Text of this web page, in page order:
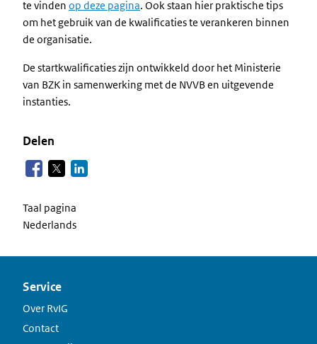
te vinden op deze pagina. Ook staan hier praktische tips
om het gebruik van de kwalificaties te verankeren binnen
de organisatie.
De startkwalificaties zijn ontwikkeld door het Ministerie
van BZK in samenwerking met de NVVB en uitgevende
instanties.
Delen
Taal pagina
Nederlands
Service
Over RvIG
Contact